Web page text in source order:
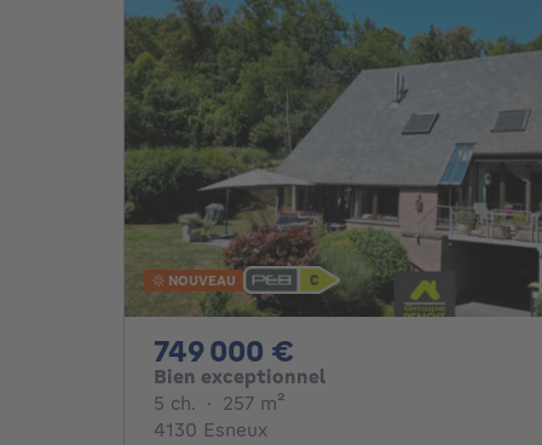
NOUVEAU
749 000 €
Bien exceptionnel
5 ch. 5 chambres
· 257 m²
4130 Esneux